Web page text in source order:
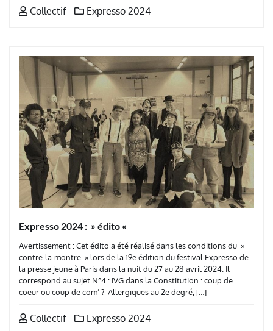
Collectif Expresso 2024
Expresso 2024 : » édito «
Avertissement : Cet édito a été réalisé dans les conditions du »
contre-la-montre » lors de la 19e édition du festival Expresso de
la presse jeune à Paris dans la nuit du 27 au 28 avril 2024. Il
correspond au sujet N°4 : IVG dans la Constitution : coup de
coeur ou coup de com’ ? Allergiques au 2e degré, […]
Collectif Expresso 2024